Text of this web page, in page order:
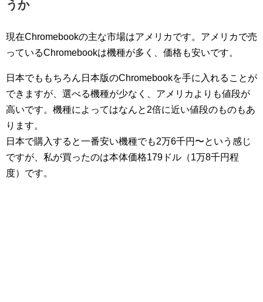
うか
現在Chromebookの主な市場はアメリカです。アメリカで売
っているChromebookは機種が多く、価格も安いです。
日本でももちろん日本版のChromebookを手に入れることが
できますが、選べる機種が少なく、アメリカよりも値段が
高いです。機種によってはなんと2倍に近い値段のものもあ
ります。
日本で購入すると一番安い機種でも2万6千円〜という感じ
ですが、私が買ったのは本体価格179ドル（1万8千円程
度）です。